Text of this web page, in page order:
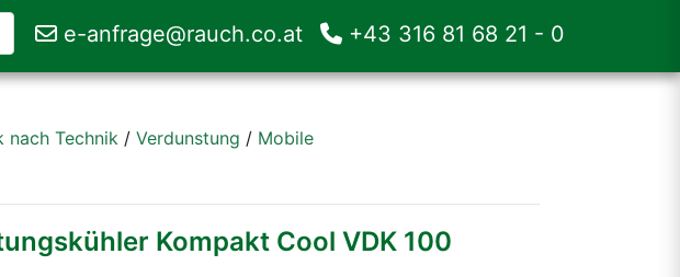
LebensmittelmaschinenLebensmittelmaschinen
Jobs
e-anfrage@rauch.co.at +43 316 81 68 21 - 0
nach Technik / Verdunstung / Mobile
Kompakt Cool VDK 100